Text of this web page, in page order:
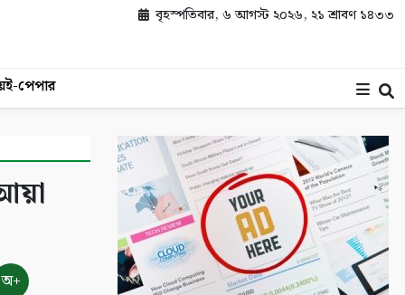
বৃহস্পতিবার, ৬ আগস্ট ২০২৬, ২১ শ্রাবণ ১৪৩৩
ই-পেপার
অ+